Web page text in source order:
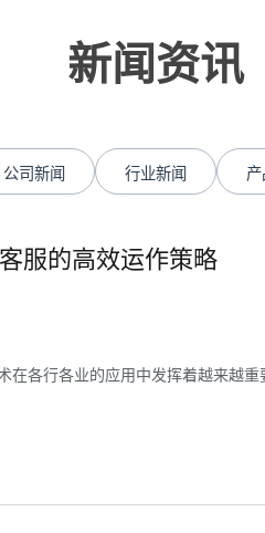
新闻资讯
公司新闻 行业新闻
服的高效运作策略
在各行各业的应用中发挥着越来越